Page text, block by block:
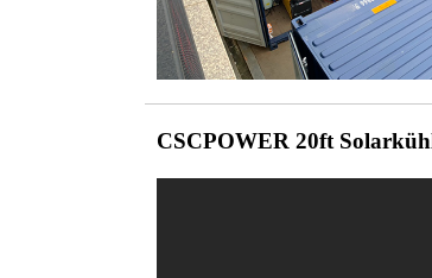
CSCPOWER 20ft